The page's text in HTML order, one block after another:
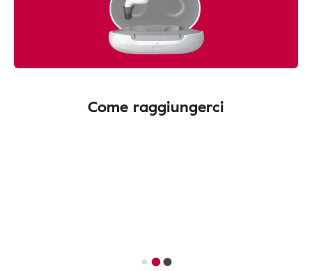
Come raggiungerci